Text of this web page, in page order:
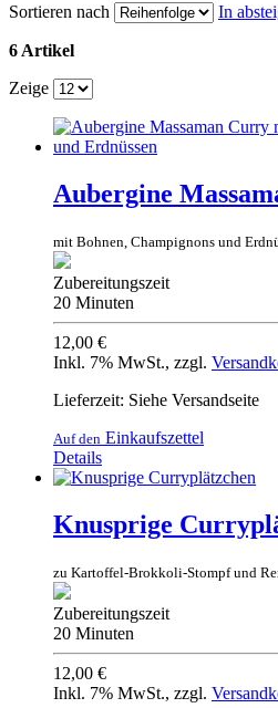
Sortieren nach In
6 Artikel
Zeige
Aubergine
mit Bohnen, Champignons und
Zubereitungszeit
20 Minuten
12,00 €
Inkl. 7% MwSt., zzgl.
Lieferzeit: Siehe Versandseite
Auf den Einkaufszettel
Details
Knusprige
zu Kartoffel-Brokkoli-Stompf und
Zubereitungszeit
20 Minuten
12,00 €
Inkl. 7% MwSt., zzgl.